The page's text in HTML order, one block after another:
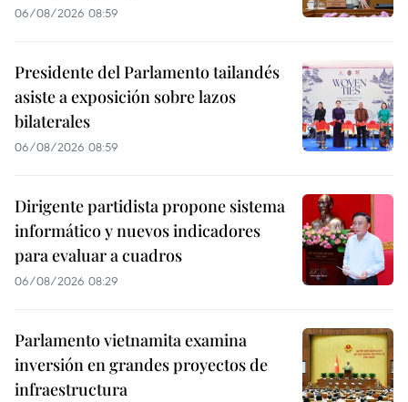
06/08/2026 08:59
Presidente del Parlamento tailandés
asiste a exposición sobre lazos
bilaterales
06/08/2026 08:59
Dirigente partidista propone sistema
informático y nuevos indicadores
para evaluar a cuadros
06/08/2026 08:29
Parlamento vietnamita examina
inversión en grandes proyectos de
infraestructura